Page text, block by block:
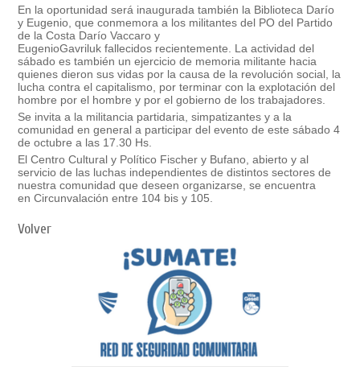
En la oportunidad será inaugurada también la Biblioteca Darío
y Eugenio ,que conmemora a los militantes del PO del Partido
de la Costa Darío Vaccaro y
EugenioGavriluk fallecidos recientemente. La actividad del
sábado es también un ejercicio de memoria militante hacia
quienes dieron sus vidas por la causa de la revolución social, la
lucha contra el capitalismo, por terminar con la explotación del
hombre por el hombre y por el gobierno de los trabajadores.
Se invita a la militancia partidaria, simpatizantes y a la
comunidad en general a participar del evento de este sábado 4
de octubre a las 17.30 Hs.
ElCentro Cultural y Político Fischer y Bufano , abierto y al
servicio de las luchas independientes de distintos sectores de
nuestra comunidad que deseen organizarse, se encuentra
enCircunvalación entre 104 bis y 105.
Volver